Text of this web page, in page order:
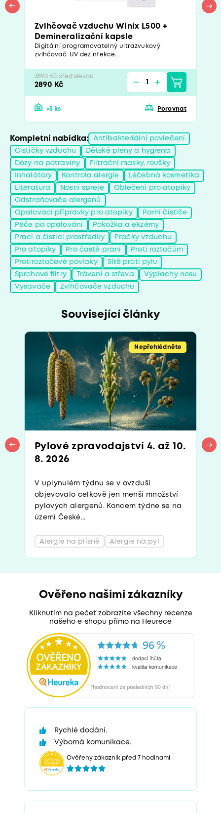
Zvlhčovač vzduchu Winix L500 +
Demineralizační kapsle
Digitální programovatelný ultrazvukový
zvlhčovač. UV dezinfekce...
3890 Kč před slevou
2890 Kč
>5 ks Porovnat
Kompletní nabídka: Antibakteriální povlečení
Čističky vzduchu Dětské pleny a hygiena
Dózy na potraviny Filtrační masky, roušky
Inhalátory Kontrola alergie Léčebná kosmetika
Literatura Nosní spreje Oblečení pro atopiky
Odstraňovače alergenů
Opalovací přípravky pro atopiky Parní čističe
Péče po opalování Pokožka a ekzémy
Prací a čisticí prostředky Pračky vzduchu
Pro atopiky Pro časté praní Proti roztočům
Protiroztočové povlaky Sítě proti pylu
Sprchové filtry Trávení a střeva Výplachy nosu
Vysavače Zvlhčovače vzduchu
Související články
Pylové zpravodajství 4. až 10.
8. 2026
V uplynulém týdnu se v ovzduší
objevovalo celkově jen menší množství
pylových alergenů. Koncem týdne se na
území České...
Alergie na plísně Alergie na pyl
Nepřehlédněte
Ověřeno našimi zákazníky
Kliknutím na pečeť zobrazíte všechny recenze
našeho e-shopu přímo na Heurece
Rychlé dodání.
Výborná komunikace.
Ověřený zákazník před 7 hodinami